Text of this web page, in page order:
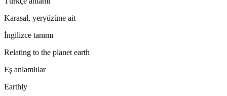
Karasal, yeryüzüne ait
İngilizce tanımı
Relating to the planet earth
Eş anlamlılar
Earthly